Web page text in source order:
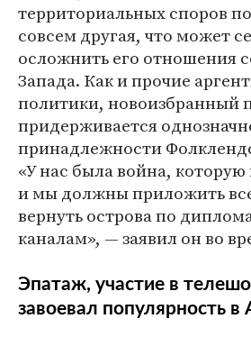
территориальных споров
совсем другая, что может
осложнить его отношения
Запада. Как и прочие
политики, новоизбранный
придерживается
принадлежности
«У нас была война,
и мы должны приложить
вернуть острова по
каналам», — заявил он во
Эпатаж, участие в
завоевал популярность в